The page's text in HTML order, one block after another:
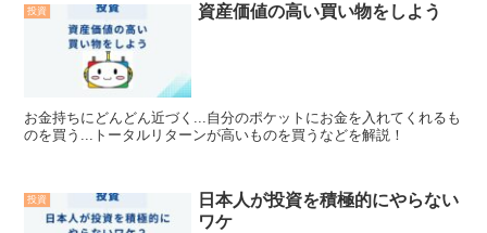
投資 資産価値の高い買い物をしよう
お金持ちにどんどん近づく...自分のポケットにお金を入れてくれるも
のを買う...トータルリターンが高いものを買うなどを解説！
投資
日本人が投資を積極的にやらない
ワケ